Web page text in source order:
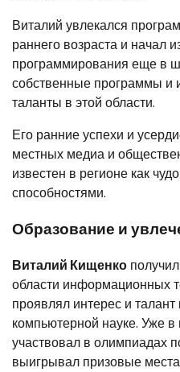
Виталий увлекался
раннего возраста и начал
программирования еще в
собственные программы и
таланты в этой области.
Его ранние успехи и
местных медиа и
известен в регионе как
способностями.
Образование и
Виталий Кищенко
области информационных
проявлял интерес и
компьютерной науке. Уже
участвовал в олимпиадах
выигрывал призовые